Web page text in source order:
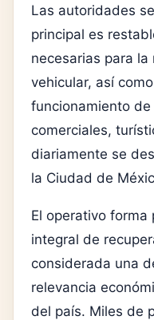
Las autoridades
principal es
necesarias para
vehicular, así
funcionamiento
comerciales,
diariamente se
la Ciudad de
El operativo
integral de
considerada una
relevancia
del país. Miles de